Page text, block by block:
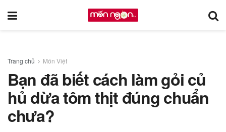
Trang chủ Món Việt
Bạn đã biết cách làm gỏi củ
hủ dừa tôm thịt đúng chuẩn
chưa?